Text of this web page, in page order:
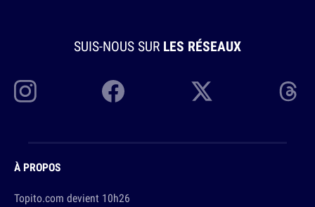
SUIS-NOUS SUR LES RÉSEAUX
À PROPOS
Topito.com devient 10h26